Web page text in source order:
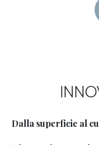
Dalla superficie al